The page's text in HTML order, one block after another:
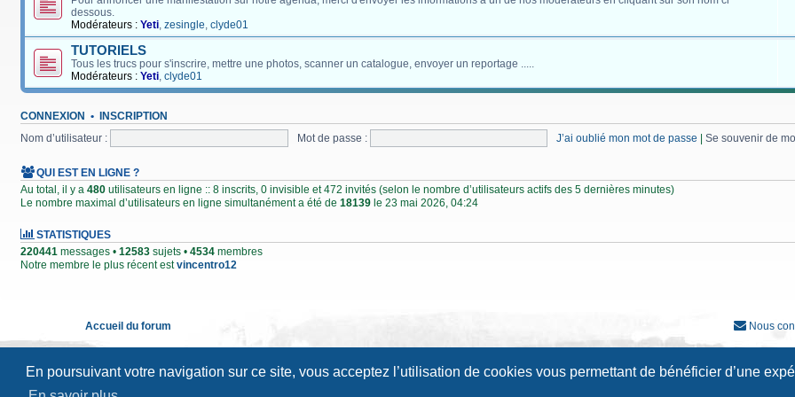
En poursuivant votre navigation sur ce site, vous acceptez l’utilisation de cookies vous permettant de bénéficier d’une
dessous.
Modérateurs : Yeti, zesingle, clyde01
TUTORIELS
Tous les trucs pour s'inscrire, mettre une photos, scanner un catalogue, envoyer un reportage .....
Modérateurs : Yeti, clyde01
CONNEXION • INSCRIPTION
Nom d’utilisateur : Mot de passe : J’ai oublié mon mot de passe | Se souvenir de
QUI EST EN LIGNE ?
Au total, il y a 480 utilisateurs en ligne :: 8 inscrits, 0 invisible et 472 invités (selon le nombre d’utilisateurs actifs des 5 dernières minutes)
Le nombre maximal d’utilisateurs en ligne simultanément a été de 18139 le 23 mai 2026, 04:24
STATISTIQUES
220441 messages • 12583 sujets • 4534 membres
Notre membre le plus récent estvincentro12
Accueil du forum Nous
Traduction française officielle©Qiaeru